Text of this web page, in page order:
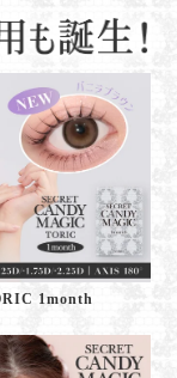
1month